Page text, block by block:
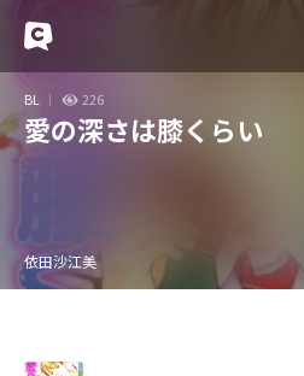
BL 226
愛の深さは膝くらい
依田沙江美